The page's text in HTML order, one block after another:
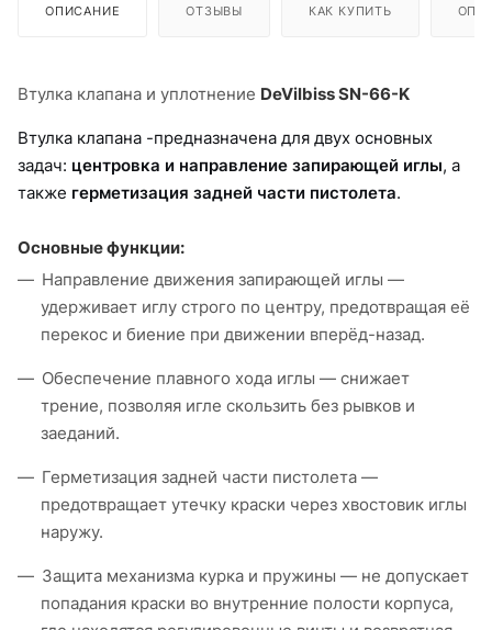
ОПИСАНИЕ ОТЗЫВЫ КАК КУПИТЬ
Втулка клапана и уплотнение DeVilbiss SN-66-K
Втулка клапана -предназначена для двух основных
задач: центровка и направление запирающей иглы, а
также герметизация задней части пистолета.
Основные функции:
Направление движения запирающей иглы —
удерживает иглу строго по центру, предотвращая её
перекос и биение при движении вперёд-назад.
Обеспечение плавного хода иглы — снижает
трение, позволяя игле скользить без рывков и
заеданий.
Герметизация задней части пистолета —
предотвращает утечку краски через хвостовик иглы
наружу.
Защита механизма курка и пружины — не допускает
попадания краски во внутренние полости корпуса,